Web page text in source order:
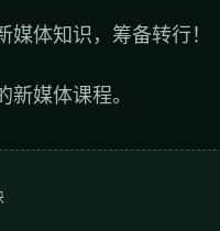
体知识，筹备转行！
媒体课程。